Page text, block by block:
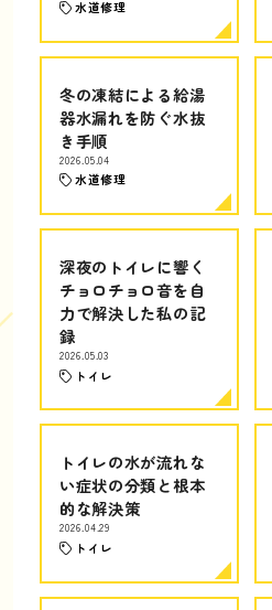
水道修理
冬の凍結による給湯
器水漏れを防ぐ水抜
き手順
2026.05.04
水道修理
深夜のトイレに響く
チョロチョロ音を自
力で解決した私の記
録
2026.05.03
トイレ
トイレの水が流れな
い症状の分類と根本
的な解決策
2026.04.29
トイレ